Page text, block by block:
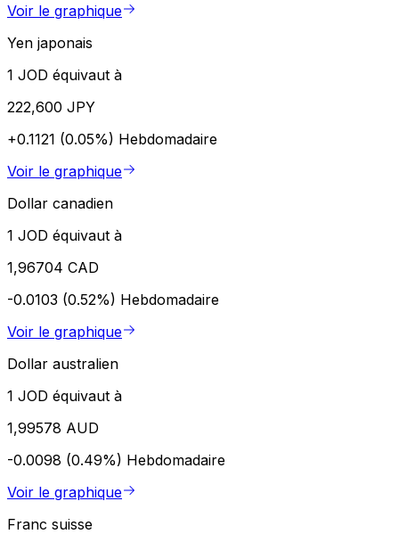
Voir le graphique
Yen japonais
1 JOD équivaut à
222,600 JPY
+0.1121 (0.05%) Hebdomadaire
Voir le graphique
Dollar canadien
1 JOD équivaut à
1,96704 CAD
-0.0103 (0.52%) Hebdomadaire
Voir le graphique
Dollar australien
1 JOD équivaut à
1,99578 AUD
-0.0098 (0.49%) Hebdomadaire
Voir le graphique
Franc suisse